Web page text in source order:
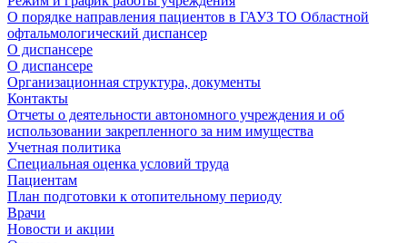
О порядке направления пациентов в ГАУЗ ТО Областной
офтальмологический диспансер
О диспансере
О диспансере
Организационная структура, документы
Контакты
Отчеты о деятельности автономного учреждения и об
использовании закрепленного за ним имущества
Учетная политика
Специальная оценка условий труда
Пациентам
План подготовки к отопительному периоду
Врачи
Новости и акции